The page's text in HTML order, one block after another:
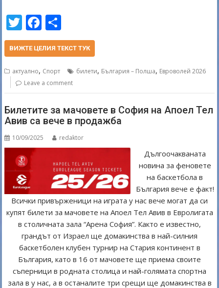
T
w
itt
er
F
ac
e
b
o
o
k
h
ar
e
ВИЖТЕ ЦЕЛИЯ ТЕКСТ ТУК
актуално, Спорт билети, България – Полша, Евроволей 2026
Leave a comment
Билетите за мачовете в София на Апоел Тел
Авив са вече в продажба
10/09/2025 redaktor
Дългоочакваната
новина за феновете
на баскетбола в
България вече е факт!
Всички привърженици на играта у нас вече могат да си
купят билети за мачовете на Апоел Тел Авив в Евролигата
в столичната зала “Арена София”. Както е известно,
грандът от Израел ще домакинства в най-силния
баскетболен клубен турнир на Стария континент в
България, като в 16 от мачовете ще приема своите
съперници в родната столица и най-голямата спортна
зала в у нас, а в останалите три срещи ще домакинства в